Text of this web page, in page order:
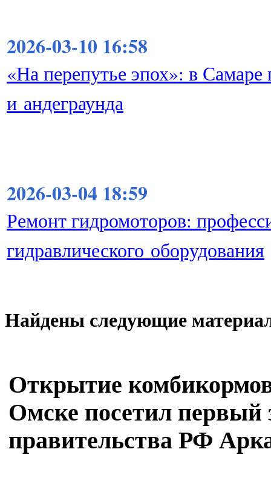
2026-03-10 16:58
«На перепутье эпох»: в Самаре
и андеграунда
2026-03-04 18:59
Ремонт гидромоторов:
гидравлического оборудования
Найдены следующие
Открытие
Омске посетил первый
правительства РФ